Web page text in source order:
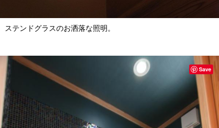
ステンドグラスのお洒落な照明。
Save